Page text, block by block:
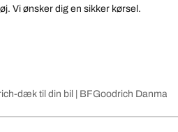
Vi ønsker dig en sikker kørsel.
dæk til din bil | BFGoodrich Danmark